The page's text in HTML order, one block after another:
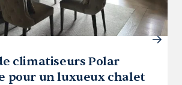
climatiseurs Polar
pour un luxueux chalet